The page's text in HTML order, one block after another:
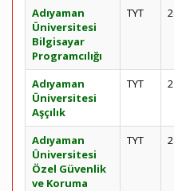
Adıyaman
Üniversitesi
Bilgisayar
Programcılığı
TYT 2
Adıyaman
Üniversitesi
Aşçılık
TYT 2
Adıyaman
Üniversitesi
Özel Güvenlik
ve Koruma
TYT 2